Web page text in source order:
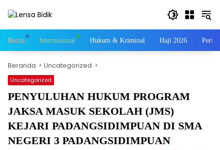
Berita Internasional Hukum & Kriminal Haji 2026
Beranda Uncategorized
Uncategorized
PENYULUHAN HUKUM PROGRAM
JAKSA MASUK SEKOLAH (JMS)
KEJARI PADANGSIDIMPUAN DI SMA
NEGERI 3 PADANGSIDIMPUAN